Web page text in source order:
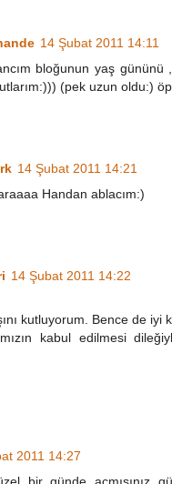
14 Şubat 2011 14:11
bloğunun yaş gününü
(pek uzun oldu:)
14 Şubat 2011 14:21
Handan ablacım:)
14 Şubat 2011 14:22
kutluyorum. Bence de iyi
kabul edilmesi
2011 14:27
bir günde açmışınız